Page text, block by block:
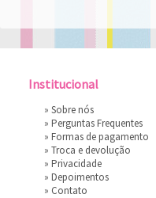
Institucional
» Sobre nós
» Perguntas Frequentes
» Formas de pagamento
» Troca e devolução
» Privacidade
» Depoimentos
» Contato